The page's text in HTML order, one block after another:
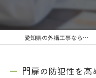
愛知県の外構工事なら株式会社RGarden
門扉の防犯性を高